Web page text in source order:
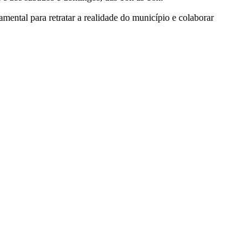
para retratar a realidade do município e colaborar